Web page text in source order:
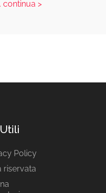
continua >
Policy
riservata